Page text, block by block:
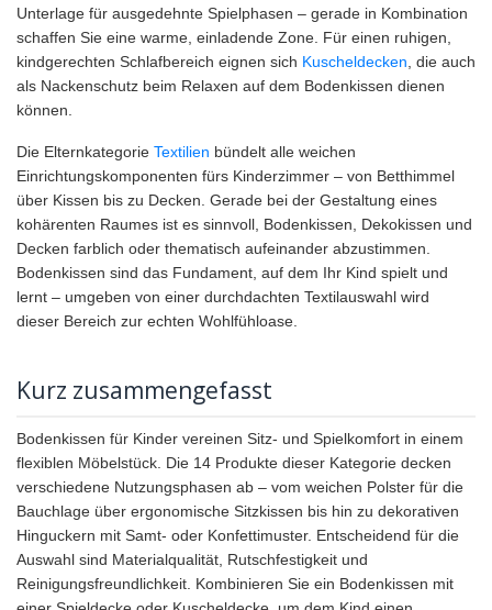
Unterlage für ausgedehnte Spielphasen – gerade in Kombination
schaffen Sie eine warme, einladende Zone. Für einen ruhigen,
kindgerechten Schlafbereich eignen sich Kuscheldecken, die auch
als Nackenschutz beim Relaxen auf dem Bodenkissen dienen
können.
Die Elternkategorie Textilien bündelt alle weichen
Einrichtungskomponenten fürs Kinderzimmer – von Betthimmel
über Kissen bis zu Decken. Gerade bei der Gestaltung eines
kohärenten Raumes ist es sinnvoll, Bodenkissen, Dekokissen und
Decken farblich oder thematisch aufeinander abzustimmen.
Bodenkissen sind das Fundament, auf dem Ihr Kind spielt und
lernt – umgeben von einer durchdachten Textilauswahl wird
dieser Bereich zur echten Wohlfühloase.
Kurz zusammengefasst
Bodenkissen für Kinder vereinen Sitz- und Spielkomfort in einem
flexiblen Möbelstück. Die 14 Produkte dieser Kategorie decken
verschiedene Nutzungsphasen ab – vom weichen Polster für die
Bauchlage über ergonomische Sitzkissen bis hin zu dekorativen
Hinguckern mit Samt- oder Konfettimuster. Entscheidend für die
Auswahl sind Materialqualität, Rutschfestigkeit und
Reinigungsfreundlichkeit. Kombinieren Sie ein Bodenkissen mit